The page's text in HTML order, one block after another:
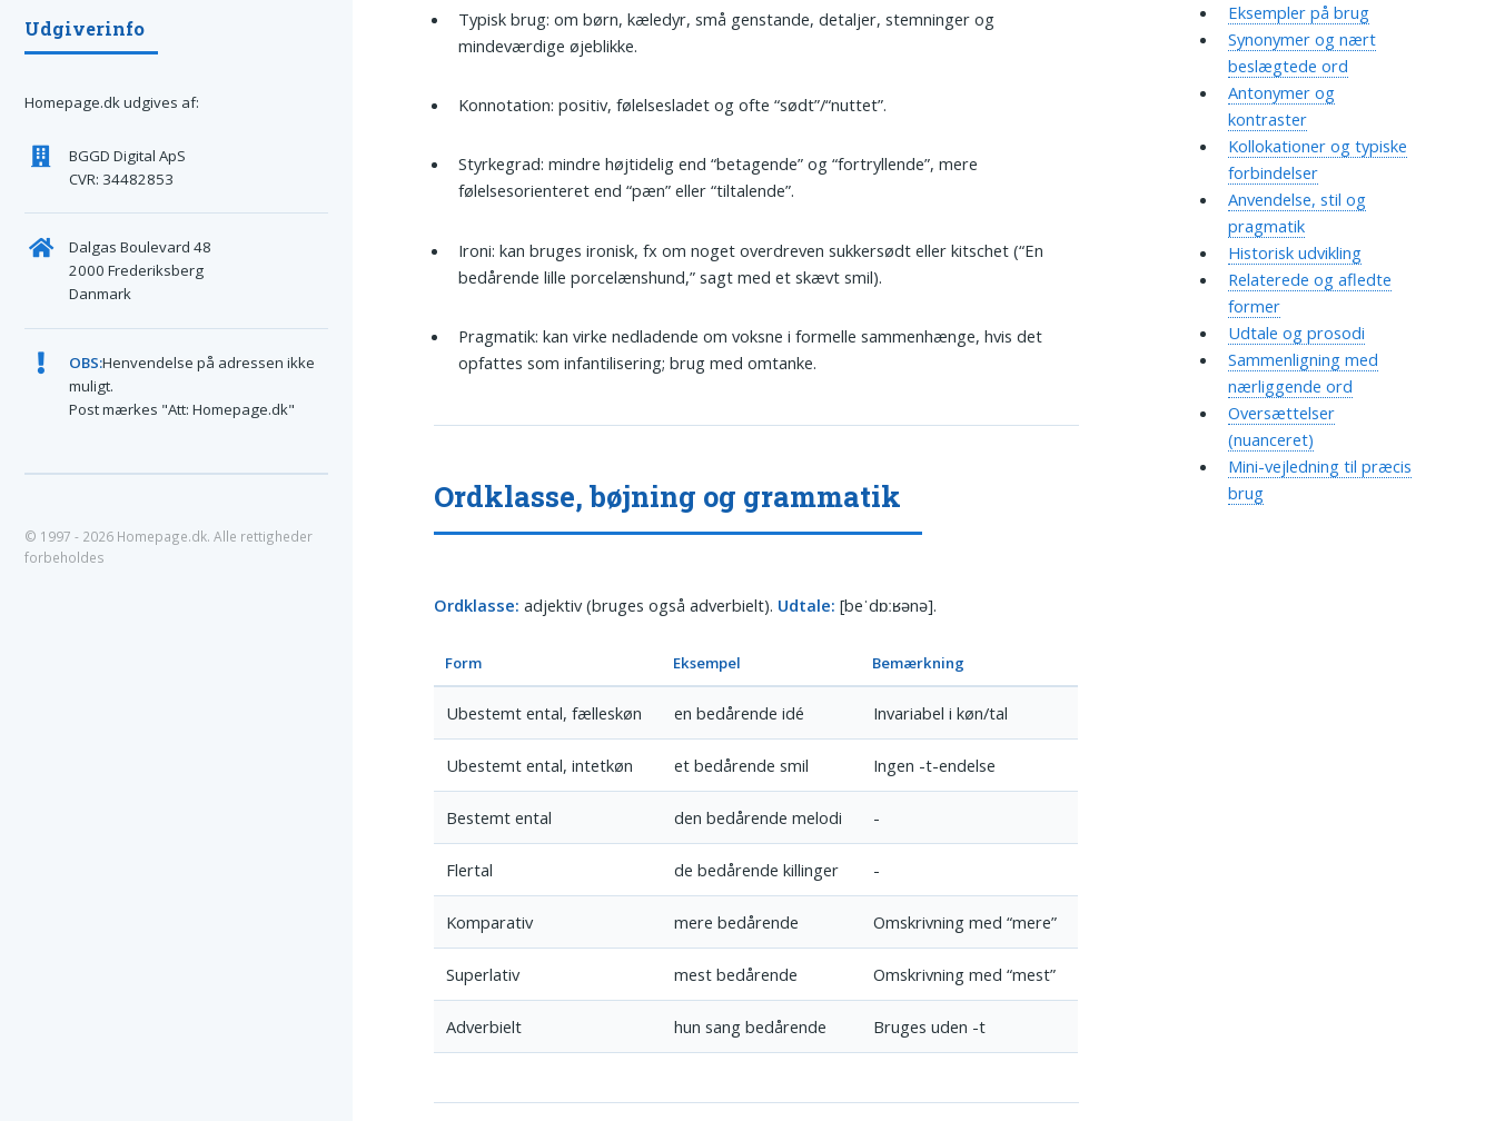
Typisk brug: om børn, kæledyr, små genstande, detaljer, stemninger og
mindeværdige øjeblikke.
Konnotation: positiv, følelsesladet og ofte “sødt”/“nuttet”.
Styrkegrad: mindre højtidelig end “betagende” og “fortryllende”, mere
følelsesorienteret end “pæn” eller “tiltalende”.
Ironi: kan bruges ironisk, fx om noget overdreven sukkersødt eller kitschet (“En
bedårende lille porcelænshund,” sagt med et skævt smil).
Pragmatik: kan virke nedladende om voksne i formelle sammenhænge, hvis det
opfattes som infantilisering; brug med omtanke.
Ordklasse, bøjning og grammatik
Ordklasse: adjektiv (bruges også adverbielt). Udtale: [beˈdɒːʁənə].
Form Eksempel Bemærkning
Ubestemt ental, fælleskøn en bedårende idé Invariabel i køn/tal
Ubestemt ental, intetkøn et bedårende smil Ingen -t-endelse
Bestemt ental den bedårende melodi -
Flertal de bedårende killinger -
Komparativ mere bedårende Omskrivning med “mere”
Superlativ mest bedårende Omskrivning med “mest”
Adverbielt hun sang bedårende Bruges uden -t
Eksempler på brug
Synonymer og nært
beslægtede ord
Antonymer og
kontraster
Kollokationer og typiske
forbindelser
Anvendelse, stil og
pragmatik
Historisk udvikling
Relaterede og afledte
former
Udtale og prosodi
Sammenligning med
nærliggende ord
Oversættelser
(nuanceret)
Mini-vejledning til præcis
brug
Udgiverinfo
Homepage.dk udgives af:
BGGD Digital ApS
CVR: 34482853
Dalgas Boulevard 48
2000 Frederiksberg
Danmark
OBS:Henvendelse på adressen ikke
muligt.
Post mærkes "Att: Homepage.dk"
© 1997 - 2026 Homepage.dk. Alle rettigheder
forbeholdes